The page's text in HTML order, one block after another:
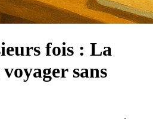
fois : La
sans